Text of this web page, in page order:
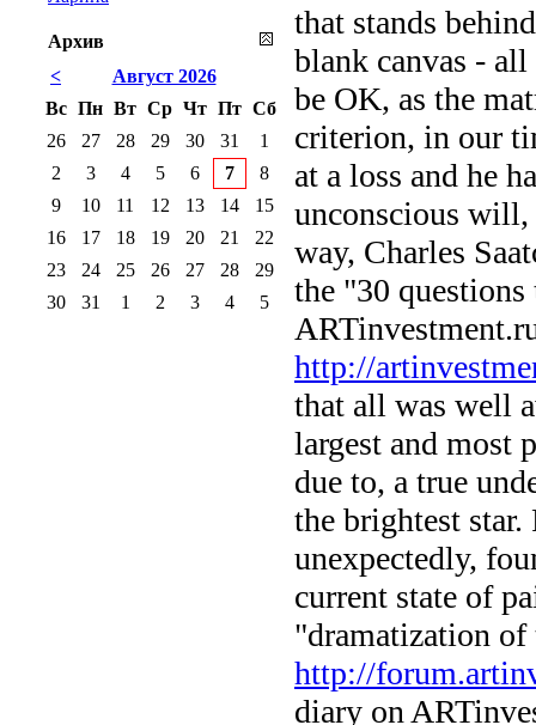
that stands
blank canvas -
be OK, as the
criterion, in our
at a loss and he
unconscious will,
way, Charles
the "30
http://
that all was well
largest and most
due to, a true
the brightest
unexpectedly,
current state of
"dramatization of
http://
diary on
Архив
<
Август 2026
Вс Пн Вт Ср Чт Пт Сб
26
27 28 29 30 31
1
2
3 4 5 6 7
8
9
10 11 12 13 14
15
16
17 18 19 20 21
22
23
24 25 26 27 28
29
30
31 1 2 3 4 5